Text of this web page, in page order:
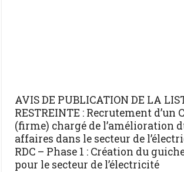
AVIS DE PUBLICATION DE LA
RESTREINTE : Recrutement d’un
(firme) chargé de l’amélioration
affaires dans le secteur de
RDC – Phase 1 : Création du
pour le secteur de l’électricité